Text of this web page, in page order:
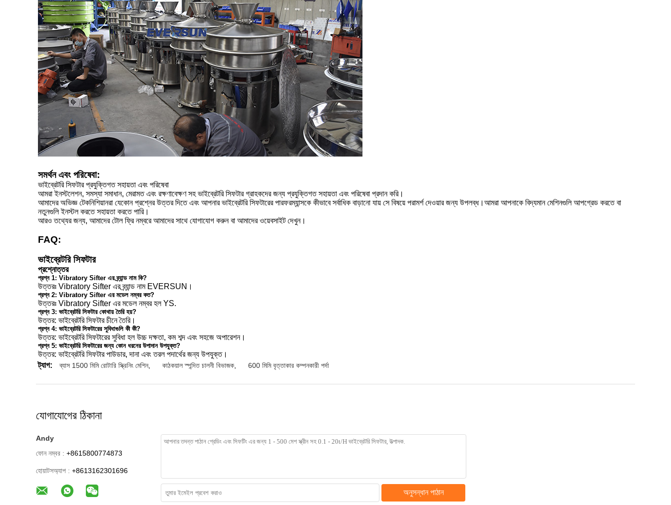
সমর্থন এবং পরিষেবা:
ভাইব্রেটরি সিফটার প্রযুক্তিগত সহায়তা এবং পরিষেবা
আমরা ইনস্টলেশন, সমস্যা সমাধান, মেরামত এবং রক্ষণাবেক্ষণ সহ ভাইব্রেটরি সিফটার গ্রাহকদের জন্য প্রযুক্তিগত সহায়তা এবং পরিষেবা প্রদান করি।
আমাদের অভিজ্ঞ টেকনিশিয়ানরা যেকোন প্রশ্নের উত্তর দিতে এবং আপনার ভাইব্রেটরি সিফটারের পারফরম্যান্সকে কীভাবে সর্বাধিক বাড়ানো যায় সে বিষয়ে পরামর্শ দেওয়ার জন্য উপলব্ধ।আমরা আপনাকে বিদ্যমান মেশিনগুলি আপগ্রেড করতে বা
নতুনগুলি ইনস্টল করতে সহায়তা করতে পারি।
আরও তথ্যের জন্য, আমাদের টোল ফ্রি নম্বরে আমাদের সাথে যোগাযোগ করুন বা আমাদের ওয়েবসাইট দেখুন।
FAQ:
ভাইব্রেটরি সিফটার
প্রশ্নোত্তর
প্রশ্ন 1: Vibratory Sifter এর ব্র্যান্ড নাম কি?
উত্তরঃ Vibratory Sifter এর ব্র্যান্ড নাম EVERSUN।
প্রশ্ন 2: Vibratory Sifter এর মডেল নম্বর কত?
উত্তরঃ Vibratory Sifter এর মডেল নম্বর হল YS.
প্রশ্ন 3: ভাইব্রেটরি সিফটার কোথায় তৈরি হয়?
উত্তর: ভাইব্রেটরি সিফটার চীনে তৈরি।
প্রশ্ন 4: ভাইব্রেটরি সিফটারের সুবিধাগুলি কী কী?
উত্তর: ভাইব্রেটরি সিফটারের সুবিধা হল উচ্চ দক্ষতা, কম শব্দ এবং সহজে অপারেশন।
প্রশ্ন 5: ভাইব্রেটরি সিফটারের জন্য কোন ধরনের উপাদান উপযুক্ত?
উত্তর: ভাইব্রেটরি সিফটার পাউডার, দানা এবং তরল পদার্থের জন্য উপযুক্ত।
ট্যাগ:
ব্যাস 1500 মিমি রোটারি স্ক্রিনিং মেশিন, কাঠকয়াল স্পন্দিত চালনী বিভাজক 600 মিমি বৃত্তাকার কম্পনকারী পর্দা
যোগাযোগের ঠিকানা
Andy
ফোন নম্বর : +8615800774873
হোয়াটসঅ্যাপ : +8613162301696
অনুসন্ধান পাঠান